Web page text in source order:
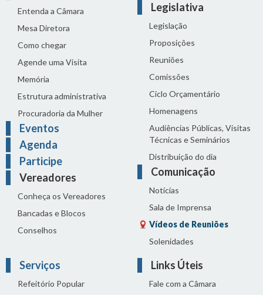
Entenda a Câmara
Mesa Diretora
Como chegar
Agende uma Visita
Memória
Estrutura administrativa
Procuradoria da Mulher
Eventos
Agenda
Participe
Vereadores
Conheça os Vereadores
Bancadas e Blocos
Conselhos
Legislativa
Legislação
Proposições
Reuniões
Comissões
Ciclo Orçamentário
Homenagens
Audiências Públicas, Visitas
Técnicas e Seminários
Distribuição do dia
Comunicação
Notícias
Sala de Imprensa
Vídeos de Reuniões
Solenidades
Serviços
Refeitório Popular
Links Úteis
Fale com a Câmara